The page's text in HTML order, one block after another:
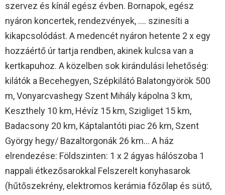
szervez és kínál egész évben. Bornapok, egész
nyáron koncertek, rendezvények, …. szinesíti a
kikapcsolódást. A medencét nyáron hetente 2 x egy
hozzáértő úr tartja rendben, akinek kulcsa van a
kertkapuhoz. A közelben sok kirándulási lehetőség:
kilátók a Becehegyen, Szépkilátó Balatongyörök 500
m, Vonyarcvashegy Szent Mihály kápolna 3 km,
Keszthely 10 km, Hévíz 15 km, Szigliget 15 km,
Badacsony 20 km, Káptalantóti piac 26 km, Szent
György hegy/ Bazaltorgonák 26 km… A ház
elrendezése: Földszinten: 1 x 2 ágyas hálószoba 1
nappali étkezősarokkal Felszerelt konyhasarok
(hűtőszekrény, elektromos kerámia főzőlap és sütő,